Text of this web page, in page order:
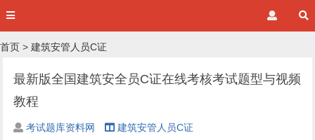
首页 > 建筑安管人员C证
最新版全国建筑安全员C证在线考核考试题型与视频
教程
考试题库资料网
建筑安管人员C证